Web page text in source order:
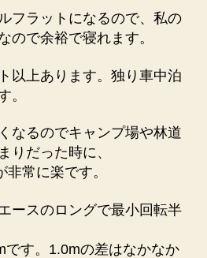
フラットになるので、私の
ので余裕で寝れます。
以上あります。独り車中泊
。
なるのでキャンプ場や林道
りだった時に、
非常に楽です。
ースのロングで最小回転半
す。 1.0mの差はなかなか